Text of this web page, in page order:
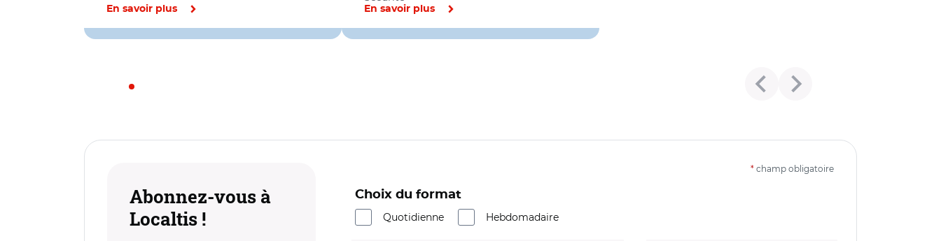
En savoir plus En savoir plus
Abonnez-vous à
Localtis !
* champ obligatoire
Choix du format
Quotidienne
Hebdomadaire